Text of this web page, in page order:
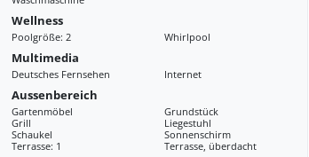
Wellness
Poolgröße: 2 Whirlpool
Multimedia
Deutsches Fernsehen Internet
Aussenbereich
Gartenmöbel
Grundstück
Grill
Liegestuhl
Schaukel
Sonnenschirm
Terrasse: 1
Terrasse, überdacht